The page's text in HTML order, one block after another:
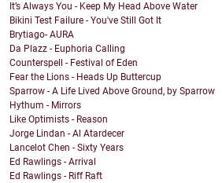
It’s Always You - Keep My Head Above Water
Bikini Test Failure - You've Still Got It
Brytiago- AURA
Da Plazz - Euphoria Calling
Counterspell - Festival of Eden
Fear the Lions - Heads Up Buttercup
Sparrow - A Life Lived Above Ground, by Sparrow
Hythum - Mirrors
Like Optimists - Reason
Jorge Lindan - Al Atardecer
Lancelot Chen - Sixty Years
Ed Rawlings - Arrival
Ed Rawlings - Riff Raft